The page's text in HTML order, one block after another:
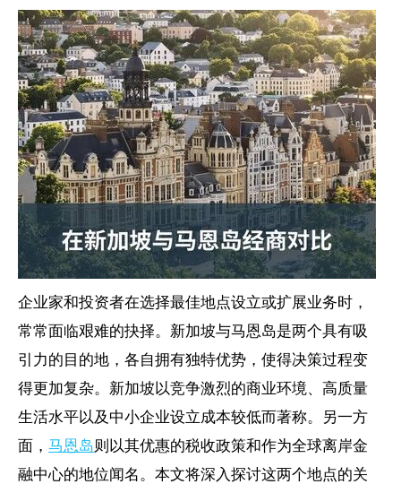
企业家和投资者在选择最佳地点设立或扩展业务时，
常常面临艰难的抉择。新加坡与马恩岛是两个具有吸
引力的目的地，各自拥有独特优势，使得决策过程变
得更加复杂。新加坡以竞争激烈的商业环境、高质量
生活水平以及中小企业设立成本较低而著称。另一方
面， 马恩岛则以其优惠的税收政策和作为全球离岸金
融中心的地位闻名。本文将深入探讨这两个地点的关